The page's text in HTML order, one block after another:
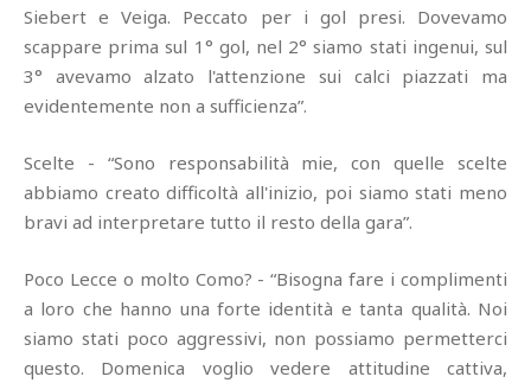
Siebert e Veiga. Peccato per i gol presi. Dovevamo
scappare prima sul 1° gol, nel 2° siamo stati ingenui, sul
3° avevamo alzato l'attenzione sui calci piazzati ma
evidentemente non a sufficienza”.
Scelte - “Sono responsabilità mie, con quelle scelte
abbiamo creato difficoltà all'inizio, poi siamo stati meno
bravi ad interpretare tutto il resto della gara”.
Poco Lecce o molto Como? - “Bisogna fare i complimenti
a loro che hanno una forte identità e tanta qualità. Noi
siamo stati poco aggressivi, non possiamo permetterci
questo. Domenica voglio vedere attitudine cattiva,